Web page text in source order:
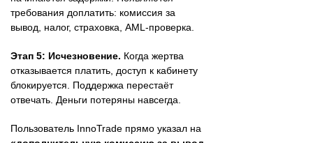
требования доплатить: комиссия за
вывод, налог, страховка, AML-проверка.
Этап 5: Исчезновение. Когда жертва
отказывается платить, доступ к кабинету
блокируется. Поддержка перестаёт
отвечать. Деньги потеряны навсегда.
Пользователь InnoTrade прямо указал на